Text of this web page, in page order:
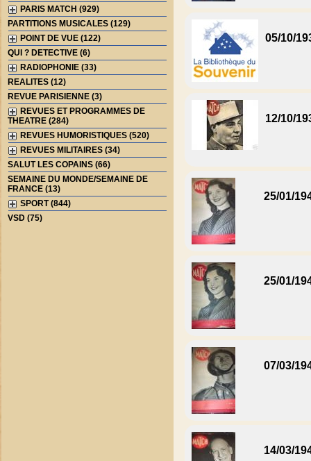
PARIS MATCH (929)
PARTITIONS MUSICALES (129)
POINT DE VUE (122)
QUI ? DETECTIVE (6)
RADIOPHONIE (33)
REALITES (12)
REVUE PARISIENNE (3)
REVUES ET PROGRAMMES DE
THEATRE (284)
REVUES HUMORISTIQUES (520)
REVUES MILITAIRES (34)
SALUT LES COPAINS (66)
SEMAINE DU MONDE/SEMAINE DE
FRANCE (13)
SPORT (844)
VSD (75)
05/10/
12/10/
25/01/
25/01/
07/03/
14/03/